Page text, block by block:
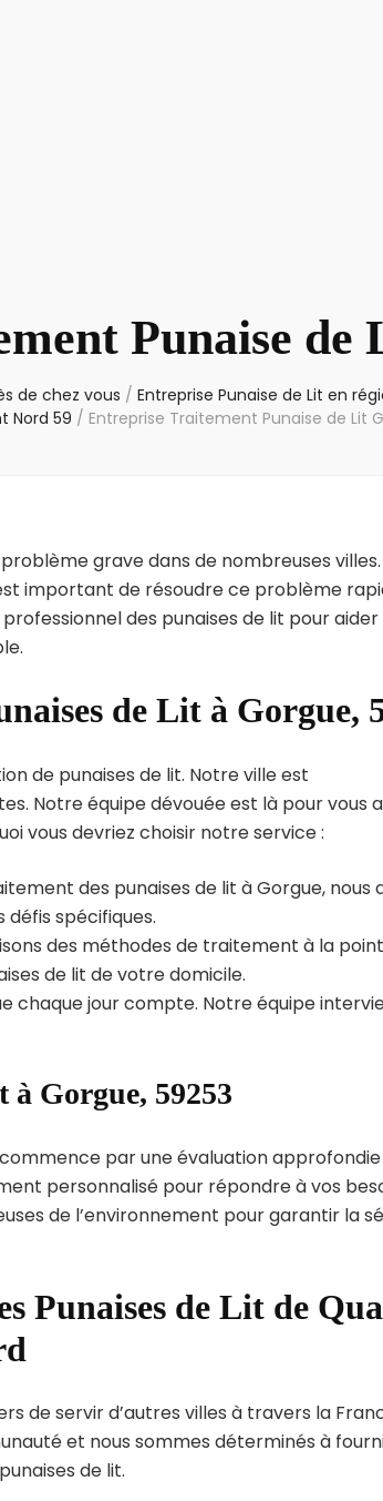
Punaise de
de chez vous / Entreprise Punaise de Lit en
Nord 59 / Entreprise Traitement Punaise de Lit
grave dans de nombreuses villes.
important de résoudre ce problème
des punaises de lit pour aider
de Lit à Gorgue,
de punaises de lit. Notre ville est
Notre équipe dévouée est là pour vous
vous devriez choisir notre service :
des punaises de lit à Gorgue, nous
spécifiques.
des méthodes de traitement à la
de lit de votre domicile.
chaque jour compte. Notre équipe
à Gorgue, 59253
par une évaluation
personnalisé pour répondre à vos
de l’environnement pour garantir la
Punaises de Lit de
de servir d’autres villes à travers la
et nous sommes déterminés à
de lit.